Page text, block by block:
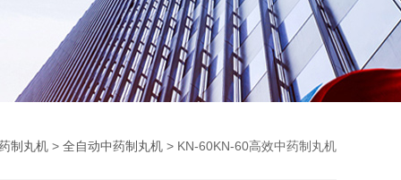
制丸机 > 全自动中药制丸机 > KN-60KN-60高效中药制丸机